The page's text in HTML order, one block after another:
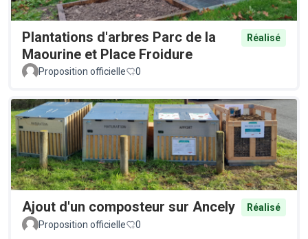
Plantations d'arbres Parc de la
Maourine et Place Froidure
Réalisé
Proposition officielle 0
Ajout d'un composteur sur Ancely
Réalisé
Proposition officielle
0